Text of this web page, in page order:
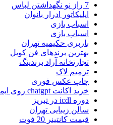
7 راز نو نگهداشتن لباس
اپلیکاتور ادرار بانوان
اسباب بازی
اسباب بازی
باربری حکیمیه تهران
بهترین برندهای فن کویل
تجارتخانه آراد برندینگ
ترمیم لاک
چاپ عکس فوری
خرید اکانت chatgpt روی ایمیل شخصی
دوره icdl در تبریز
سالن زیبایی تهران
قیمت کانتینر 20 فوت